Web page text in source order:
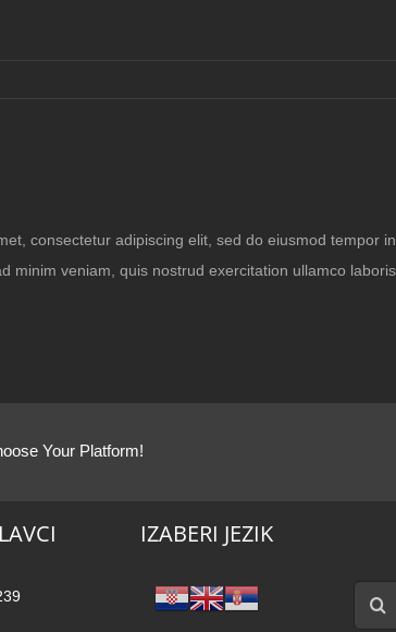
consectetur adipiscing elit, sed do eiusmod tempor
minim veniam, quis nostrud exercitation ullamco
Your Platform!
IZABERI JEZIK
Traži...